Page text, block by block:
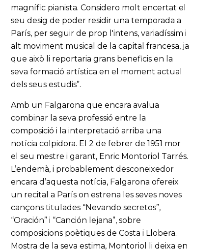
magnífic pianista. Considero molt encertat el
seu desig de poder residir una temporada a
París, per seguir de prop l'intens, variadíssim i
alt moviment musical de la capital francesa, ja
que això li reportaria grans beneficis en la
seva formació artística en el moment actual
dels seus estudis”.
Amb un Falgarona que encara avalua
combinar la seva professió entre la
composició i la interpretació arriba una
notícia colpidora. El 2 de febrer de 1951 mor
el seu mestre i garant, Enric Montoriol Tarrés.
L’endemà, i probablement desconeixedor
encara d’aquesta notícia, Falgarona ofereix
un recital a París on estrena les seves noves
cançons titulades “Nevando secretos”,
“Oración” i “Canción lejana”, sobre
composicions poètiques de Costa i Llobera.
Mostra de la seva estima, Montoriol li deixa en